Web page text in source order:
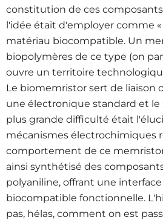
constitution de ces
l'idée était d'employer comme
matériau biocompatible. Un
biopolymères de ce type (on
ouvre un territoire
Le biomemristor sert de liaison
une électronique standard et le
plus grande difficulté était
mécanismes électrochimiques
comportement de ce
ainsi synthétisé des
polyaniline, offrant une
biocompatible fonctionnelle.
pas, hélas, comment on est